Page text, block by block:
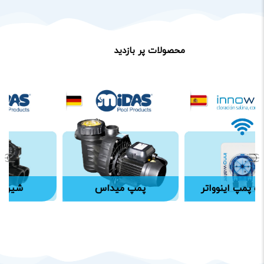
محصولات پر بازدید
پمپ میداس پمپ اینوواتر